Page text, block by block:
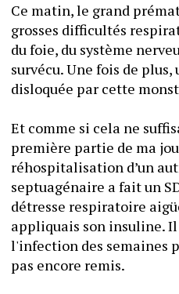
Ce matin, le grand
grosses difficultés
du foie, du système
survécu. Une fois de
disloquée par cette
Et comme si cela ne
première partie de ma
réhospitalisation d’un
septuagénaire a fait un
détresse respiratoire
appliquais son insuline.
l'infection des semaines
pas encore remis.